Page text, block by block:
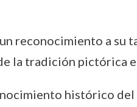
reconocimiento a
la tradición pictórica
histórico